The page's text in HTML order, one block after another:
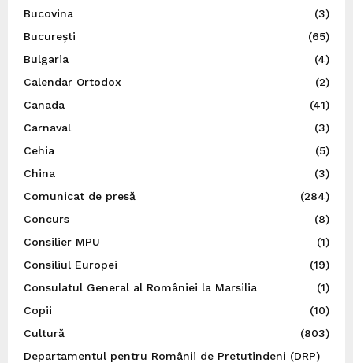
Bucovina
(3)
București
(65)
Bulgaria
(4)
Calendar Ortodox
(2)
Canada
(41)
Carnaval
(3)
Cehia
(5)
China
(3)
Comunicat de presă
(284)
Concurs
(8)
Consilier MPU
(1)
Consiliul Europei
(19)
Consulatul General al României la Marsilia
(1)
Copii
(10)
Cultură
(803)
Departamentul pentru Românii de Pretutindeni (DRP)